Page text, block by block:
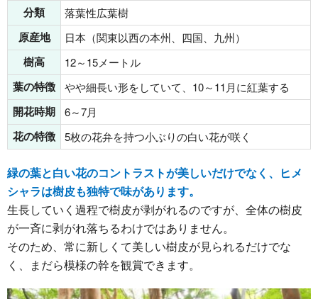
分類 落葉性広葉樹
原産地 日本（関東以西の本州、四国、九州）
樹高 12～15メートル
葉の特徴 やや細長い形をしていて、10～11月に紅葉する
開花時期 6～7月
花の特徴 5枚の花弁を持つ小ぶりの白い花が咲く
緑の葉と白い花のコントラストが美しいだけでなく、ヒメ
シャラは樹皮も独特で味があります。
生長していく過程で樹皮が剥がれるのですが、全体の樹皮
が一斉に剥がれ落ちるわけではありません。
そのため、常に新しくて美しい樹皮が見られるだけでな
く、まだら模様の幹を観賞できます。